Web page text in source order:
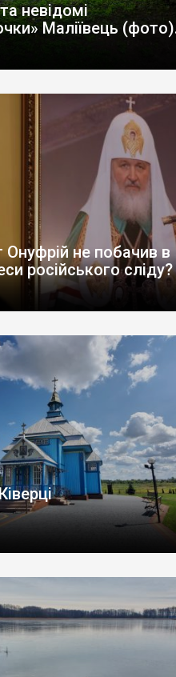
невідомі
Маліївець
не побачив в
російського сліду?